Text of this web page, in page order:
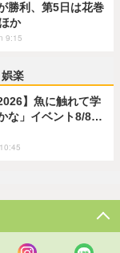
勝利、第5日は花巻
か
9:15
楽
】魚に触れて学
な」イベント8/8…